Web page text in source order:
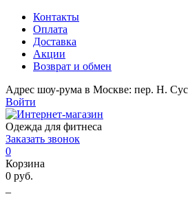
Контакты
Оплата
Доставка
Акции
Возврат и обмен
Адрес шоу-рума в Москве: пер. Н.
Войти
Одежда для фитнеса
Заказать звонок
0
Корзина
0 руб.